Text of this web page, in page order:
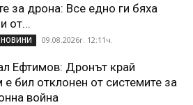
за дрона: Все едно ги бяха
от...
09.08.2026г. 12:11ч.
Ефтимов: Дронът край
бил отклонен от системите за
война